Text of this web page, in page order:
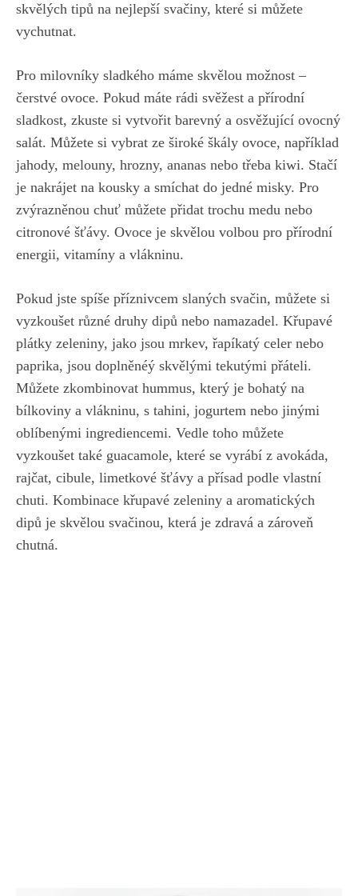
skvělých tipů na nejlepší svačiny, které si můžete
vychutnat.
Pro milovníky sladkého máme skvělou možnost –
čerstvé ovoce. Pokud máte rádi svěžest a přírodní
sladkost, zkuste si vytvořit barevný a osvěžující ovocný
salát. Můžete si vybrat ze široké škály ovoce, například
jahody, melouny, hrozny, ananas nebo třeba kiwi. Stačí
je nakrájet na kousky a smíchat do jedné misky. Pro
zvýrazněnou chuť můžete přidat trochu medu nebo
citronové šťávy. Ovoce je skvělou volbou pro přírodní
energii, vitamíny a vlákninu.
Pokud jste spíše příznivcem slaných svačin, můžete si
vyzkoušet různé druhy dipů nebo namazadel. Křupavé
plátky zeleniny, jako jsou mrkev, řapíkatý celer nebo
paprika, jsou doplněnéý skvělými tekutými přáteli.
Můžete zkombinovat hummus, který je bohatý na
bílkoviny a vlákninu, s tahini, jogurtem nebo jinými
oblíbenými ingrediencemi. Vedle toho můžete
vyzkoušet také guacamole, které se vyrábí z avokáda,
rajčat, cibule, limetkové šťávy a přísad podle vlastní
chuti. Kombinace křupavé zeleniny a aromatických
dipů je skvělou svačinou, která je zdravá a zároveň
chutná.